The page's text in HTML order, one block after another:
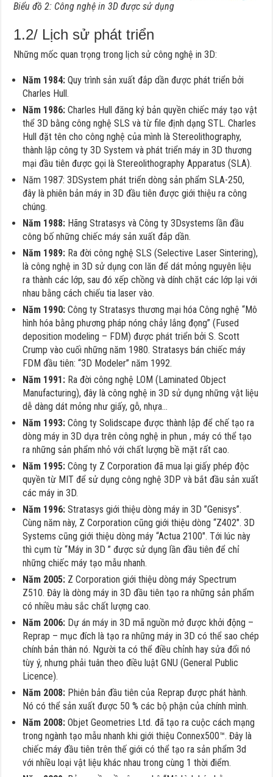
Biểu đồ 2: Công nghệ in 3D được sử dụng
1.2/ Lịch sử phát triển
Những mốc quan trọng trong lịch sử công nghệ in 3D:
Năm 1984: Quy trình sản xuất đắp dần được phát triển bởi
Charles Hull.
Năm 1986: Charles Hull đăng ký bản quyền chiếc máy tạo vật
thể 3D bằng công nghệ SLS và từ file định dạng STL. Charles
Hull đặt tên cho công nghệ của mình là Stereolithography,
thành lập công ty 3D System và phát triển máy in 3D thương
mại đầu tiên được gọi là Stereolithography Apparatus (SLA).
Năm 1987: 3DSystem phát triển dòng sản phẩm SLA-250,
đây là phiên bản máy in 3D đầu tiên được giới thiệu ra công
chúng.
Năm 1988: Hãng Stratasys và Công ty 3Dsystems lần đầu
công bố những chiếc máy sản xuất đắp dần.
Năm 1989: Ra đời công nghệ SLS (Selective Laser Sintering),
là công nghệ in 3D sử dụng con lăn để dát mỏng nguyên liệu
ra thành các lớp, sau đó xếp chồng và dính chặt các lớp lại với
nhau bằng cách chiếu tia laser vào.
Năm 1990: Công ty Stratasys thương mại hóa Công nghệ “Mô
hình hóa bằng phương pháp nóng chảy lắng đọng” (Fused
deposition modeling – FDM) được phát triển bởi S. Scott
Crump vào cuối những năm 1980. Stratasys bán chiếc máy
FDM đầu tiên: “3D Modeler” năm 1992.
Năm 1991: Ra đời công nghệ LOM (Laminated Object
Manufacturing), đây là công nghệ in 3D sử dụng những vật liệu
dễ dàng dát mỏng như giấy, gỗ, nhựa…
Năm 1993: Công ty Solidscape được thành lập để chế tạo ra
dòng máy in 3D dựa trên công nghệ in phun , máy có thể tạo
ra những sản phẩm nhỏ với chất lượng bề mặt rất cao.
Năm 1995: Công ty Z Corporation đã mua lại giấy phép độc
quyền từ MIT để sử dụng công nghệ 3DP và bắt đầu sản xuất
các máy in 3D.
Năm 1996: Stratasys giới thiệu dòng máy in 3D ”Genisys”.
Cùng năm này, Z Corporation cũng giới thiệu dòng “Z402″. 3D
Systems cũng giới thiệu dòng máy “Actua 2100″. Tới lúc này
thì cụm từ “Máy in 3D ” được sử dụng lần đầu tiên để chỉ
những chiếc máy tạo mẫu nhanh.
Năm 2005: Z Corporation giới thiệu dòng máy Spectrum
Z510. Đây là dòng máy in 3D đầu tiên tạo ra những sản phẩm
có nhiều màu sắc chất lượng cao.
Năm 2006: Dự án máy in 3D mã nguồn mở được khởi động –
Reprap – mục đích là tạo ra những máy in 3D có thể sao chép
chính bản thân nó. Người ta có thể điều chỉnh hay sửa đổi nó
tùy ý, nhưng phải tuân theo điều luật GNU (General Public
Licence).
Năm 2008: Phiên bản đầu tiên của Reprap được phát hành.
Nó có thể sản xuất được 50 % các bộ phận của chính mình.
Năm 2008: Objet Geometries Ltd. đã tạo ra cuộc cách mạng
trong ngành tạo mẫu nhanh khi giới thiệu Connex500™. Đây là
chiếc máy đầu tiên trên thế giới có thể tạo ra sản phẩm 3d
với nhiều loại vật liệu khác nhau trong cùng 1 thời điểm.